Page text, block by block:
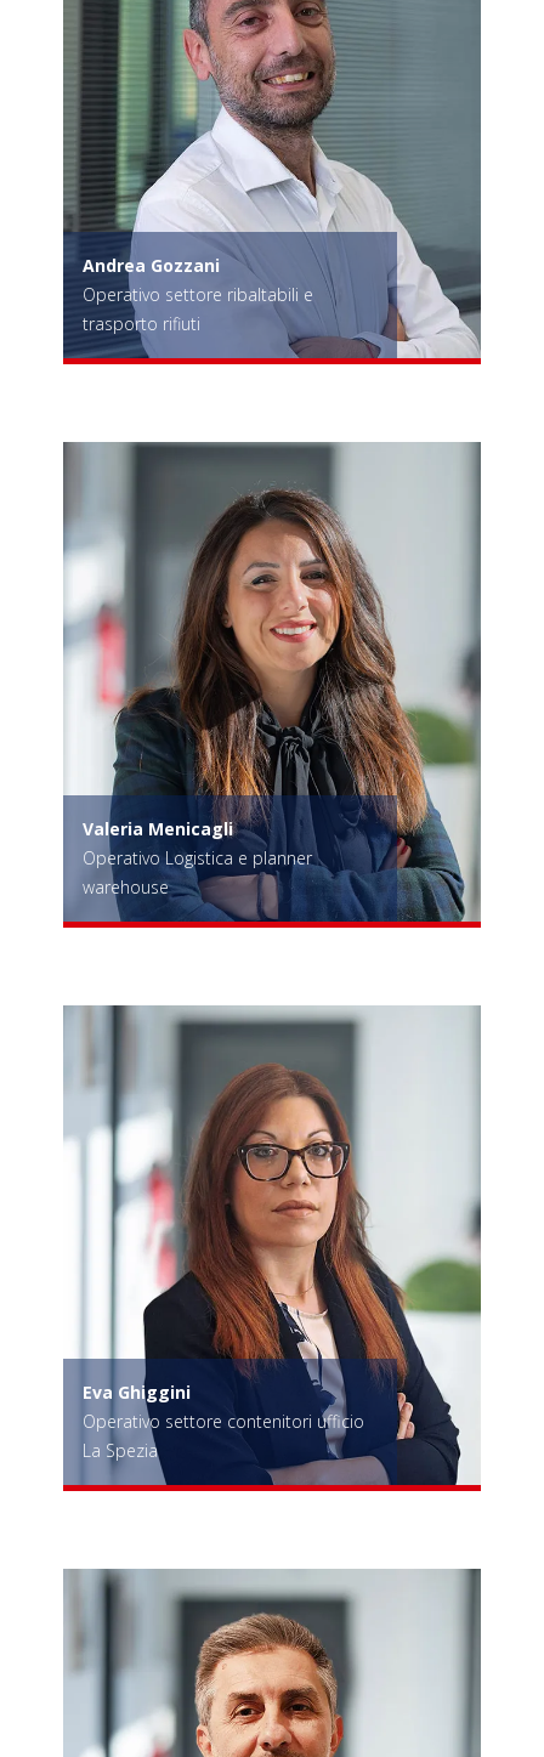
Andrea Gozzani
Operativo settore ribaltabili e
trasporto rifiuti
Valeria Menicagli
Operativo Logistica e planner
warehouse
Eva Ghiggini
Operativo settore contenitori ufficio
La Spezia